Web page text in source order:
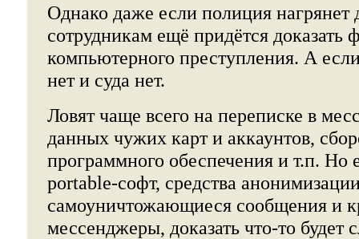
Однако даже если полиция нагрянет
сотрудникам ещё придётся доказать
компьютерного преступления. А
нет и суда нет.
Ловят чаще всего на переписке в
данных чужих карт и аккаунтов,
программного обеспечения и т.п. Но
portable-софт, средства
самоуничтожающиеся сообщения и
мессенджеры, доказать что-то будет